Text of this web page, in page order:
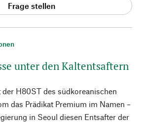
unter den Kaltentsaftern
H80ST des südkoreanischen
das Prädikat Premium im Namen –
in Seoul diesen Entsafter der
Frage stellen